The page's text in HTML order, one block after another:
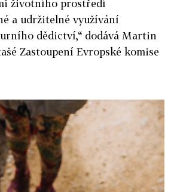
životního prostředí
a udržitelné využívání
dědictví,“ dodává Martin
Zastoupení Evropské komise